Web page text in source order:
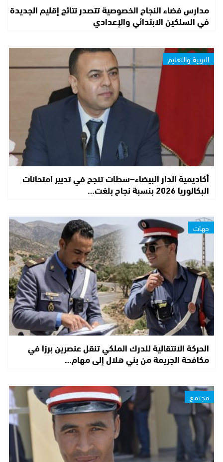
مدارس فضاء النجاح الخصوصية تتصدر نتائج إقليم الجديدة
في السلكين الابتدائي والإعدادي
التربية والتعليم
أكاديمية الدار البيضاء–سطات تنجح في تدبير امتحانات
البكالوريا 2026 بنسبة نجاح بلغت…
جهات
الحركة الانتقالية للدرك الملكي تنقل عنصرين برزا في
مكافحة الجريمة من بني هلال إلى مهام…
مجتمع